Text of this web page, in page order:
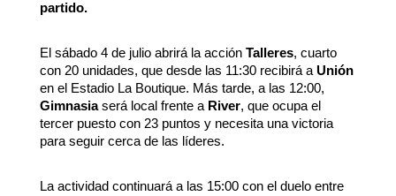
partido.
El sábado 4 de julio abrirá la acción Talleres, cuarto
con 20 unidades, que desde las 11:30 recibirá a Unión
en el Estadio La Boutique. Más tarde, a las 12:00,
Gimnasiaserá local frente a River, que ocupa el
tercer puesto con 23 puntos y necesita una victoria
para seguir cerca de las líderes.
La actividad continuará a las 15:00 con el duelo entre